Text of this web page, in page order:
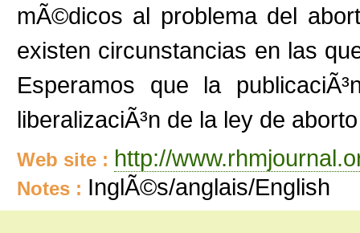
mÃ©dicos al problema del
existen circunstancias en las
Esperamos que la
liberalizaciÃ³n de la ley de
Web site : http://
Notes : InglÃ©s/anglais/English